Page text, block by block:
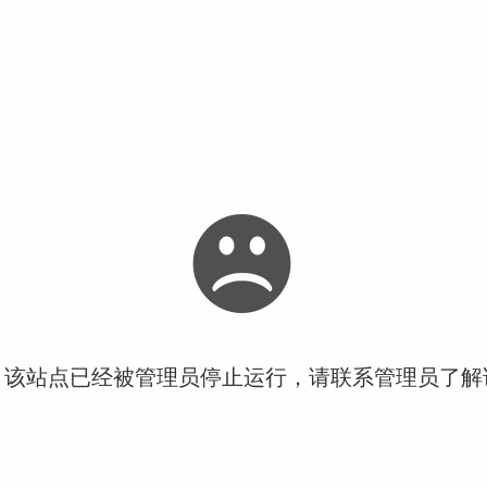
站点已经被管理员停止运行，请联系管理员了